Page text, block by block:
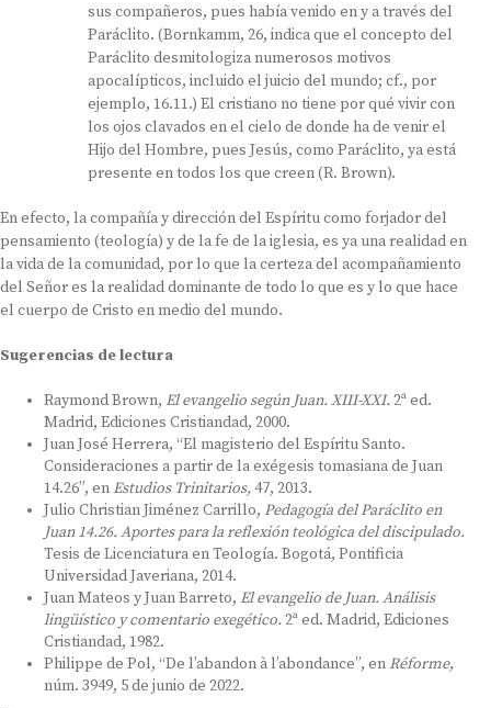
sus compañeros, pues había venido en y a través del
Paráclito. (Bornkamm, 26, indica que el concepto del
Paráclito desmitologiza numerosos motivos
apocalípticos, incluido el juicio del mundo; cf., por
ejemplo, 16.11.) El cristiano no tiene por qué vivir con
los ojos clavados en el cielo de donde ha de venir el
Hijo del Hombre, pues Jesús, como Paráclito, ya está
presente en todos los que creen (R. Brown).
En efecto, la compañía y dirección del Espíritu como forjador del
pensamiento (teología) y de la fe de la iglesia, es ya una realidad en
la vida de la comunidad, por lo que la certeza del acompañamiento
del Señor es la realidad dominante de todo lo que es y lo que hace
el cuerpo de Cristo en medio del mundo.
Sugerencias de lectura
Raymond Brown, El evangelio según Juan. XIII-XXI. 2ª ed.
Madrid, Ediciones Cristiandad, 2000.
Juan José Herrera, “El magisterio del Espíritu Santo.
Consideraciones a partir de la exégesis tomasiana de Juan
14.26”, enEstudios Trinitarios, 47, 2013.
Julio Christian Jiménez Carrillo, Pedagogía del Paráclito en
Juan 14.26. Aportes para la reflexión teológica del discipulado.
Tesis de Licenciatura en Teología. Bogotá, Pontificia
Universidad Javeriana, 2014.
Juan Mateos y Juan Barreto, El evangelio de Juan. Análisis
lingüístico y comentario exegético. 2ª ed. Madrid, Ediciones
Cristiandad, 1982.
Philippe de Pol, “De l’abandon à l’abondance”, enRéforme,
núm. 3949, 5 de junio de 2022.